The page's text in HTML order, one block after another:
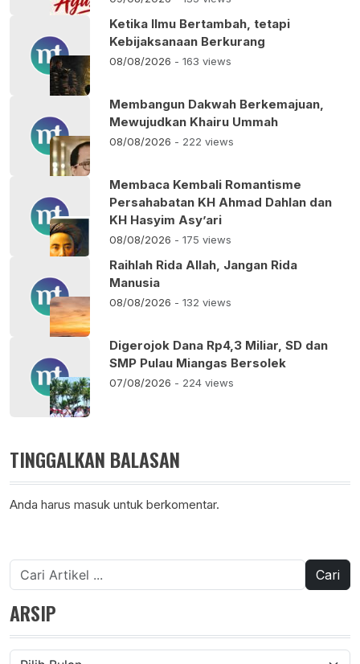
Ketika Ilmu Bertambah, tetapi
Kebijaksanaan Berkurang
08/08/2026 - 163 views
Membangun Dakwah Berkemajuan,
Mewujudkan Khairu Ummah
08/08/2026 - 222 views
Membaca Kembali Romantisme
Persahabatan KH Ahmad Dahlan dan
KH Hasyim Asy’ari
08/08/2026 - 175 views
Raihlah Rida Allah, Jangan Rida
Manusia
08/08/2026 - 132 views
Digerojok Dana Rp4,3 Miliar, SD dan
SMP Pulau Miangas Bersolek
07/08/2026 - 224 views
TINGGALKAN BALASAN
Anda harus masuk untuk berkomentar.
Cari
untuk:
ARSIP
Arsip